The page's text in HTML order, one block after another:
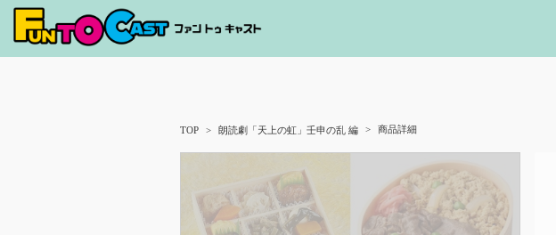
TOP 朗読劇「天上の虹」壬申の乱 編 商品詳細